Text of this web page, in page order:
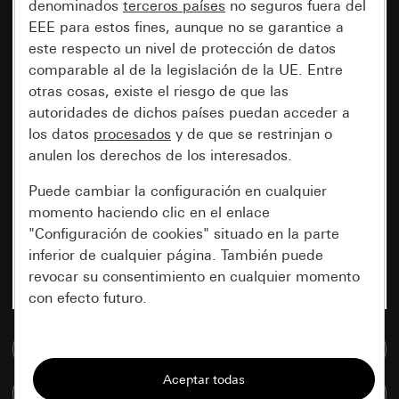
denominados terceros países no seguros fuera del
EEE para estos fines, aunque no se garantice a
este respecto un nivel de protección de datos
comparable al de la legislación de la UE. Entre
otras cosas, existe el riesgo de que las
autoridades de dichos países puedan acceder a
los datos procesados y de que se restrinjan o
anulen los derechos de los interesados.
Puede cambiar la configuración en cualquier
momento haciendo clic en el enlace
"Configuración de cookies" situado en la parte
inferior de cualquier página. También puede
revocar su consentimiento en cualquier momento
con efecto futuro.
Todas las cookies que necesitamos para